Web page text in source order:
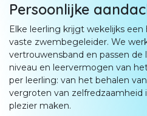
Persoonlijke
Elke leerling krijgt wekelijks een
vaste zwembegeleider. We
vertrouwensband en passen
niveau en leervermogen van
per leerling: van het behalen
vergroten van
plezier maken.